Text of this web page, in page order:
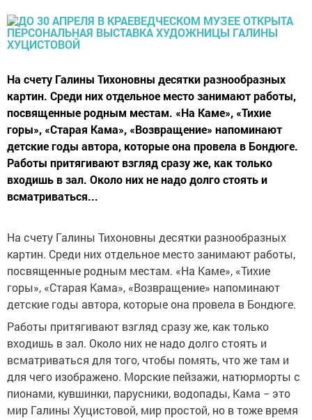
На счету Галины Тихоновны десятки разнообразных
картин. Среди них отдельное место занимают работы,
посвященные родным местам. «На Каме», «Тихие
горы», «Старая Кама», «Возвращение» напоминают
детские годы автора, которые она провела в Бондюге.
Работы притягивают взгляд сразу же, как только
входишь в зал. Около них не надо долго стоять и
всматриваться...
На счету Галины Тихоновны десятки разнообразных
картин. Среди них отдельное место занимают работы,
посвященные родным местам. «На Каме», «Тихие
горы», «Старая Кама», «Возвращение» напоминают
детские годы автора, которые она провела в Бондюге.
Работы притягивают взгляд сразу же, как только
входишь в зал. Около них не надо долго стоять и
всматриваться для того, чтобы помять, что же там и
для чего изображено. Морские пейзажи, натюрморты с
пионами, кувшинки, парусники, водопады, Кама − это
мир Галины Хуцистовой, мир простой, но в тоже время